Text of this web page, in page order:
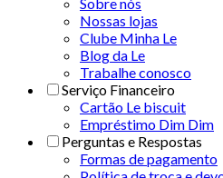
Nossas lojas
Clube Minha Le
Blog da Le
Trabalhe conosco
Serviço Financeiro
Cartão Le biscuit
Empréstimo Dim Dim
Perguntas e Respostas
Formas de pagamento